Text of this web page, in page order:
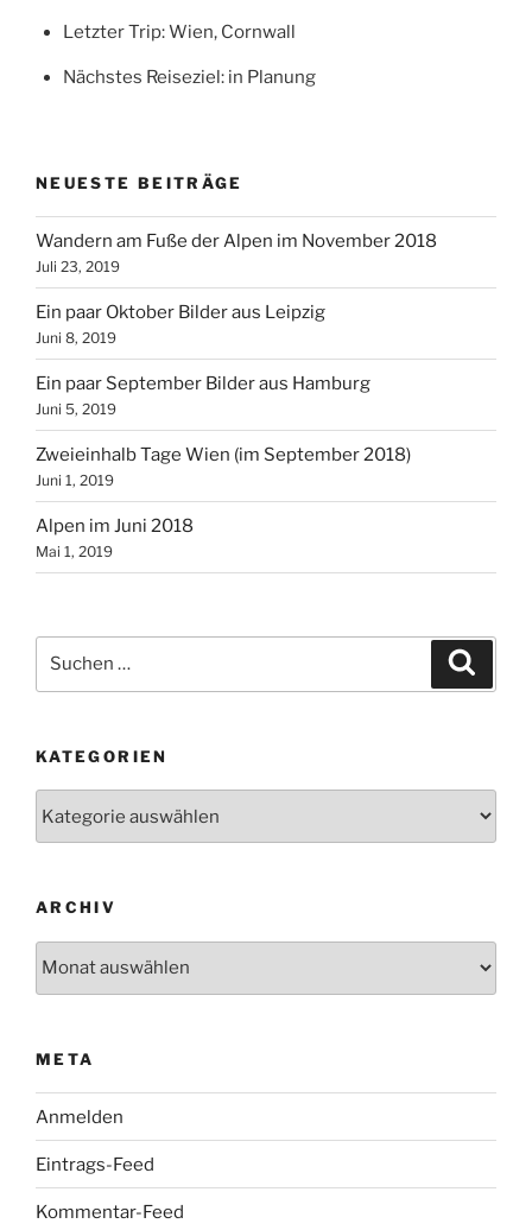
Letzter Trip: Wien, Cornwall
Nächstes Reiseziel: in Planung
NEUESTE BEITRÄGE
Wandern am Fuße der Alpen im November 2018
Juli 23, 2019
Ein paar Oktober Bilder aus Leipzig
Juni 8, 2019
Ein paar September Bilder aus Hamburg
Juni 5, 2019
Zweieinhalb Tage Wien (im September 2018)
Juni 1, 2019
Alpen im Juni 2018
Mai 1, 2019
nach:
KATEGORIEN
ARCHIV
META
Anmelden
Eintrags-Feed
Kommentar-Feed